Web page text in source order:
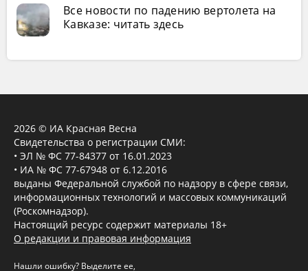
Все новости по падению вертолета на
Кавказе: читать здесь
2026 © ИА Красная Весна
Свидетельства о регистрации СМИ:
• ЭЛ № ФС 77-84377 от 16.01.2023
• ИА № ФС 77-67948 от 6.12.2016
выданы Федеральной службой по надзору в сфере связи,
информационных технологий и массовых коммуникаций
(Роскомнадзор).
Настоящий ресурс содержит материалы 18+
О редакции и правовая информация
Нашли ошибку? Выделите ее,